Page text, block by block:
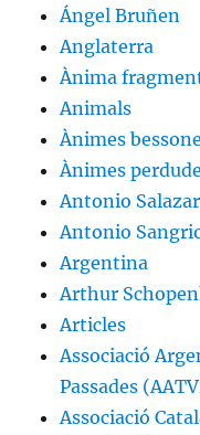
Ángel Bruñen
Anglaterra
Ànima
Animals
Ànimes
Ànimes
Antonio Salazar
Antonio
Argentina
Arthur
Articles
Associació
Passades
Associació